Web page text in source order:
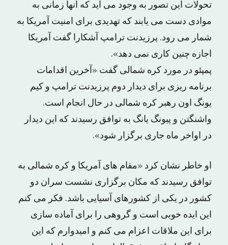
تحولات این تصور به وجود می آید که آنها زمانی به
موادی دست می یابند که تهدیدی برای امنیت آمریکا به
شمار می رود. پرزیدنت ترامپ آشکارا گفت آمریکا
اجازه چنین کاری نمی دهد».
پمپئو در مورد کره شمالی گفت «آخرین اقدامات
برنامه ریزی برای دیدار دوم پرزیدنت ترامپ و کیم
یونگ اون رهبر کره شمالی در حال انجام است.
واشنگتن و پیونگ یانگ به توافق رسیدند که این دیدار
در اواخر ماه جاری برگزار شود».
او خاطر نشان کرد «مقام های آمریکا و کره شمالی به
توافق رسیدند که مکان برگزاری نشست سران دو
کشور در یکی از کشورهای آسیایی باشد. فکر می کنم
این ایده خوبی است و گروهی را برای آماده سازی
برای این ملاقات اعزام می کنم و امیدوارم که این